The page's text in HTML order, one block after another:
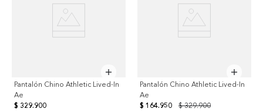
Pantalón Chino Athletic Lived-In
Ae
$ 329.900
Pantalón Chino Athletic Lived-In
Ae
$ 329.900
$ 164.950